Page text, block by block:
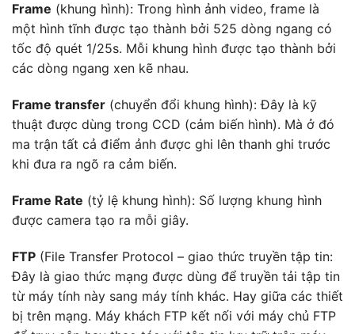
Frame (khung hình): Trong hình ảnh video, frame là
một hình tĩnh được tạo thành bởi 525 dòng ngang có
tốc độ quét 1/25s. Mỗi khung hình được tạo thành bởi
các dòng ngang xen kẽ nhau.
Frame transfer (chuyển đổi khung hình): Đây là kỹ
thuật được dùng trong CCD (cảm biến hình). Mà ở đó
ma trận tất cả điểm ảnh được ghi lên thanh ghi trước
khi đưa ra ngõ ra cảm biến.
Frame Rate (tỷ lệ khung hình): Số lượng khung hình
được camera tạo ra mỗi giây.
FTP (File Transfer Protocol – giao thức truyền tập tin:
Đây là giao thức mạng được dùng để truyền tải tập tin
từ máy tính này sang máy tính khác. Hay giữa các thiết
bị trên mạng. Máy khách FTP kết nối với máy chủ FTP